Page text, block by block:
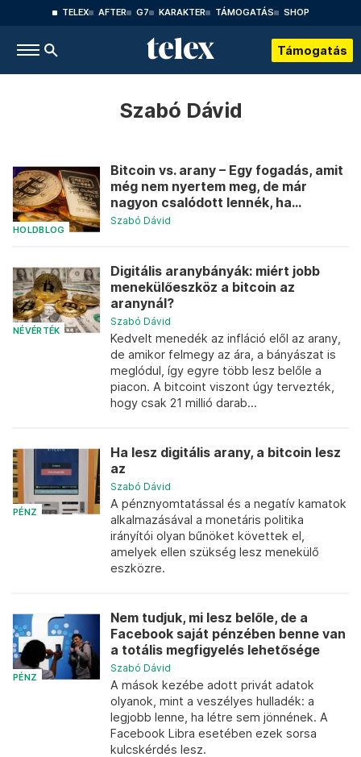
TELEX AFTER G7 KARAKTER TÁMOGATÁS SHOP
Támogatás
Szabó Dávid
HOLDBLOG
Bitcoin vs. arany – Egy fogadás, amit
még nem nyertem meg, de már
nagyon csalódott lennék, ha...
Szabó Dávid
NÉVÉRTÉK
Digitális aranybányák: miért jobb
menekülőeszköz a bitcoin az
aranynál?
Szabó Dávid
Kedvelt menedék az infláció elől az arany,
de amikor felmegy az ára, a bányászat is
meglódul, így egyre több lesz belőle a
piacon. A bitcoint viszont úgy tervezték,
hogy csak 21 millió darab...
PÉNZ
Ha lesz digitális arany, a bitcoin lesz
az
Szabó Dávid
A pénznyomtatással és a negatív kamatok
alkalmazásával a monetáris politika
irányítói olyan bűnöket követtek el,
amelyek ellen szükség lesz menekülő
eszközre.
PÉNZ
Nem tudjuk, mi lesz belőle, de a
Facebook saját pénzében benne van
a totális megfigyelés lehetősége
Szabó Dávid
A mások kezébe adott privát adatok
olyanok, mint a veszélyes hulladék: a
legjobb lenne, ha létre sem jönnének. A
Facebook Libra esetében ezek sorsa
kulcskérdés lesz.